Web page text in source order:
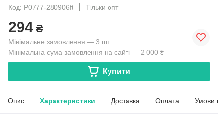
Код: P0777-280906ft
Тільки опт
294 ₴
Мінімальне замовлення — 3 шт.
Мінімальна сума замовлення на сайті — 2 000 ₴
Купити
Опис Характеристики Доставка Оплата Умови